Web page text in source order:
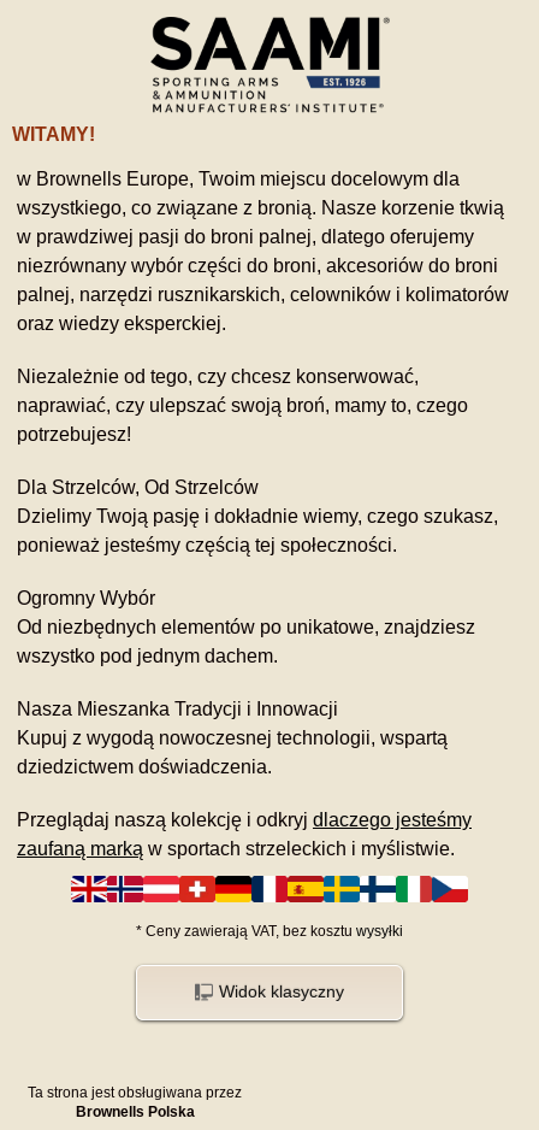
WITAMY!
w Brownells Europe, Twoim miejscu docelowym dla
wszystkiego, co związane z bronią. Nasze korzenie tkwią
w prawdziwej pasji do broni palnej, dlatego oferujemy
niezrównany wybór części do broni, akcesoriów do broni
palnej, narzędzi rusznikarskich, celowników i kolimatorów
oraz wiedzy eksperckiej.
Niezależnie od tego, czy chcesz konserwować,
naprawiać, czy ulepszać swoją broń, mamy to, czego
potrzebujesz!
Dla Strzelców, Od Strzelców
Dzielimy Twoją pasję i dokładnie wiemy, czego szukasz,
ponieważ jesteśmy częścią tej społeczności.
Ogromny Wybór
Od niezbędnych elementów po unikatowe, znajdziesz
wszystko pod jednym dachem.
Nasza Mieszanka Tradycji i Innowacji
Kupuj z wygodą nowoczesnej technologii, wspartą
dziedzictwem doświadczenia.
Przeglądaj naszą kolekcję i odkryj dlaczego jesteśmy
zaufaną marką w sportach strzeleckich i myślistwie.
* Ceny zawierają VAT, bez kosztu wysyłki
Widok klasyczny
Ta strona jest obsługiwana przez
Brownells Polska